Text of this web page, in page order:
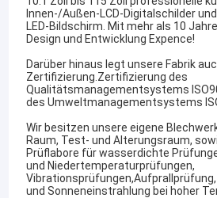
Innen-/Außen-LCD-Digitalschilder
LED-Bildschirm. Mit mehr als 10
Design und Entwicklung Expence!
Darüber hinaus legt unsere Fabrik
Zertifizierung.Zertifizierung des
Qualitätsmanagementsystems
des Umweltmanagementsystems
Wir besitzen unsere eigene
Raum, Test- und Alterungsraum,
Prüflabore für wasserdichte
und Niedertemperaturprüfungen,
und Sonneneinstrahlung bei hoher